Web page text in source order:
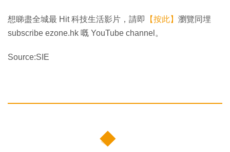
想睇盡全城最 Hit 科技生活影片，請即 【按此】 瀏覽同埋
subscribe ezone.hk 嘅 YouTube channel。
Source:SIE